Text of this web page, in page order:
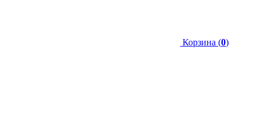
Корзина (0)